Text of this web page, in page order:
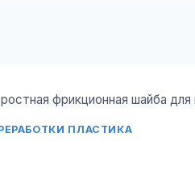
фрикционная шайба
ПЛАСТИКА